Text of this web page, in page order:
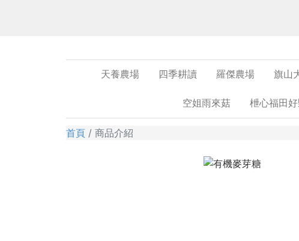
天養農場 四季耕讀 羅傑農場 旗山
空姐雨來菇 枻心福田
首頁 商品介紹